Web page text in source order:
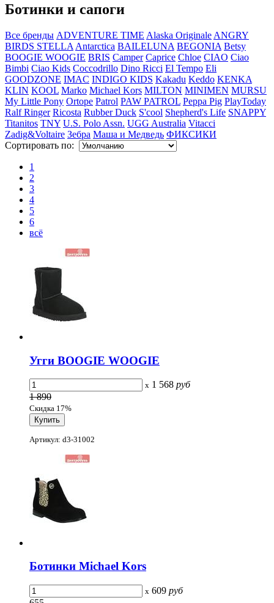
Ботинки и сапоги
Все бренды ADVENTURE TIME Alaska Originale ANGRY
BIRDS STELLA Antarctica BAILELUNA BEGONIA Betsy
BOOGIE WOOGIE BRIS Camper Caprice Chloe CIAO Ciao
Bimbi Ciao Kids Coccodrillo Dino Ricci El Tempo Eli
GOODZONE IMAC INDIGO KIDS Kakadu Keddo KENKA
KLIN KOOL Marko Michael Kors MILTON MINIMEN MURSU
My Little Pony Ortope Patrol PAW PATROL Peppa Pig PlayToday
Ralf Ringer Ricosta Rubber Duck S'cool Shepherd's Life SNAPPY
Titanitos TNY U.S. Polo Assn. UGG Australia Vitacci
Zadig&Voltaire Зебра Маша и Медведь ФИКСИКИ
Сортировать по:
1
2
3
4
5
6
всё
Угги BOOGIE WOOGIE
x 1 568 руб
1 890
Скидка 17%
Артикул: d3-31002
Ботинки Michael Kors
x 609 руб